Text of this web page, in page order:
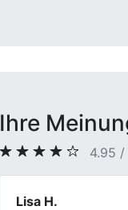
Ihre
4.95 /
Katrin S.